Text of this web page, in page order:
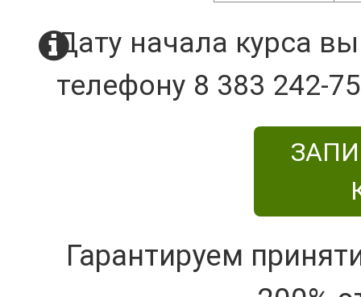
Дату начала курса
телефону 8 383 242-
Гарантируем